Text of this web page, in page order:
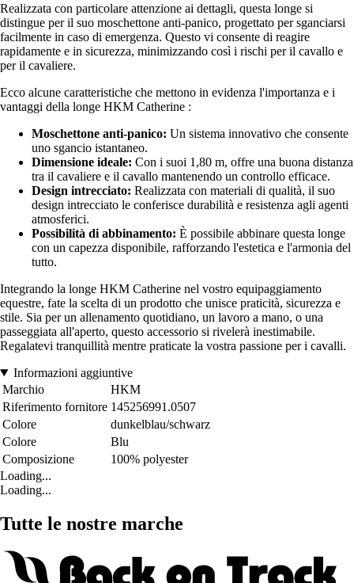
Realizzata con particolare attenzione ai dettagli, questa longe si
distingue per il suo moschettone anti-panico, progettato per sganciarsi
facilmente in caso di emergenza. Questo vi consente di reagire
rapidamente e in sicurezza, minimizzando così i rischi per il cavallo e
per il cavaliere.
Ecco alcune caratteristiche che mettono in evidenza l'importanza e i
vantaggi della longe HKM Catherine :
Moschettone anti-panico: Un sistema innovativo che consente
uno sgancio istantaneo.
Dimensione ideale: Con i suoi 1,80 m, offre una buona distanza
tra il cavaliere e il cavallo mantenendo un controllo efficace.
Design intrecciato: Realizzata con materiali di qualità, il suo
design intrecciato le conferisce durabilità e resistenza agli agenti
atmosferici.
Possibilità di abbinamento: È possibile abbinare questa longe
con un capezza disponibile, rafforzando l'estetica e l'armonia del
tutto.
Integrando la longe HKM Catherine nel vostro equipaggiamento
equestre, fate la scelta di un prodotto che unisce praticità, sicurezza e
stile. Sia per un allenamento quotidiano, un lavoro a mano, o una
passeggiata all'aperto, questo accessorio si rivelerà inestimabile.
Regalatevi tranquillità mentre praticate la vostra passione per i cavalli.
Informazioni aggiuntive
Marchio
HKM
Riferimento fornitore 145256991.0507
Colore
dunkelblau/schwarz
Colore
Blu
Composizione
100% polyester
Loading...
Loading...
Tutte le nostre marche